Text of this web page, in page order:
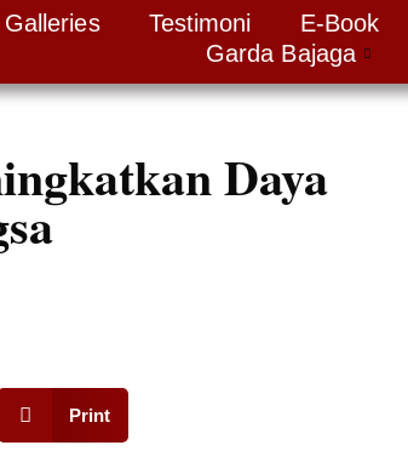
Galleries Testimoni
E-Book
Garda Bajaga
Daya
Print